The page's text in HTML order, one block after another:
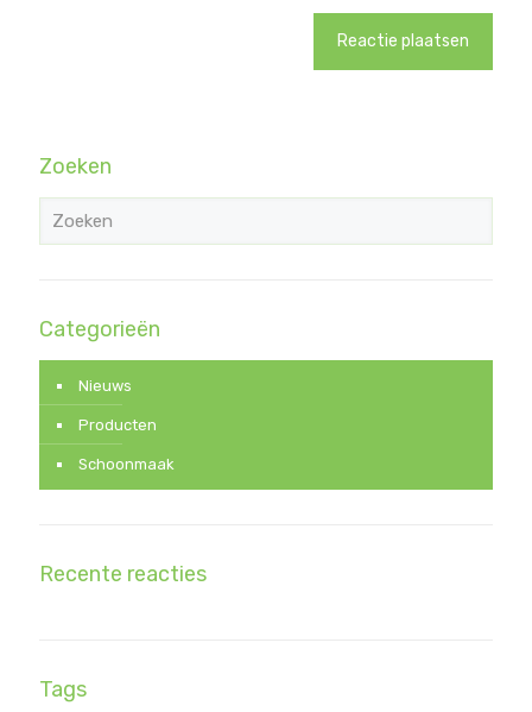
Zoeken
Categorieën
Nieuws
Producten
Schoonmaak
Recente reacties
Tags